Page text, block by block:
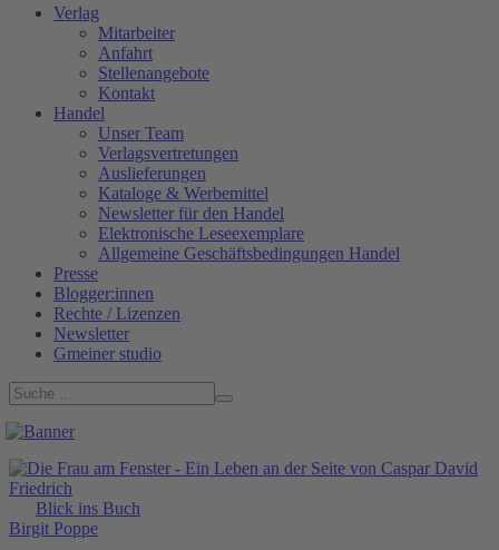
Verlag
Mitarbeiter
Anfahrt
Stellenangebote
Kontakt
Handel
Unser Team
Verlagsvertretungen
Auslieferungen
Kataloge & Werbemittel
Newsletter für den Handel
Elektronische Leseexemplare
Allgemeine Geschäftsbedingungen Handel
Presse
Blogger:innen
Rechte / Lizenzen
Newsletter
Gmeiner studio
Blick ins Buch
Birgit Poppe